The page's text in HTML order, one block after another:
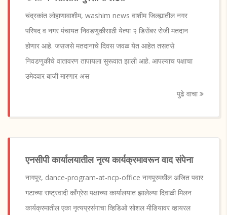
चंद्रकांत लोहाणावाशीम, washim news वाशीम जिल्ह्यातील नगर
परिषद व नगर पंचायत निवडणुकीसाठी येत्या २ डिसेंबर रोजी मतदान
होणार आहे. जसजसे मतदानाचे दिवस जवळ येत आहेत तसतसे
निवडणुकीचे वातावरण तापायला सुरूवात झाली आहे. आपल्याच पक्षाचा
उमेदवार बाजी मारणार अस
पुढे वाचा
एनसीपी कार्यालयातील नृत्य कार्यक्रमावरून वाद संपेना
नागपूर, dance-program-at-ncp-office नागपूरमधील अजित पवार
गटाच्या राष्ट्रवादी काँग्रेस पक्षाच्या कार्यालयात झालेल्या दिवाळी मिलन
कार्यक्रमातील एका नृत्यप्रसंगाचा व्हिडिओ सोशल मीडियावर व्हायरल